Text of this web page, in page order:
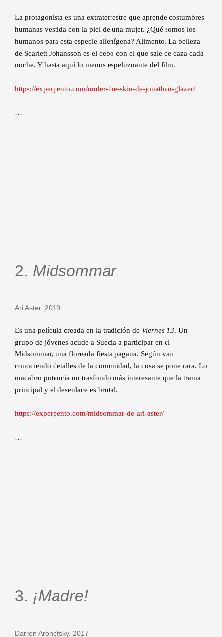
La protagonista es una extraterrestre que aprende costumbres
humanas vestida con la piel de una mujer. ¿Qué somos los
humanos para esta especie alienígena? Alimento. La belleza
de Scarlett Johansson es el cebo con el que sale de caza cada
noche. Y hasta aquí lo menos espeluznante del film.
https://experpento.com/under-the-skin-de-jonathan-glazer/
…
2. Midsommar
Ari Aster. 2019
Es una película creada en la tradición de Viernes 13. Un
grupo de jóvenes acude a Suecia a participar en el
Midsommar, una floreada fiesta pagana. Según van
conociendo detalles de la comunidad, la cosa se pone rara. Lo
macabro potencia un trasfondo más interesante que la trama
principal y el desenlace es brutal.
https://experpento.com/midsommar-de-ari-aster/
…
3. ¡Madre!
Darren Aronofsky. 2017